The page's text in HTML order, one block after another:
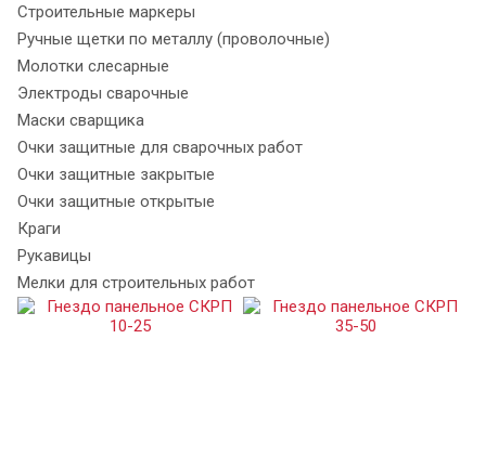
Строительные маркеры
Ручные щетки по металлу (проволочные)
Молотки слесарные
Электроды сварочные
Маски сварщика
Очки защитные для сварочных работ
Очки защитные закрытые
Очки защитные открытые
Краги
Рукавицы
Мелки для строительных работ